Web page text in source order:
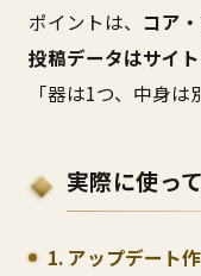
ポイントは、 コア
投稿データはサイ
「器は1つ、中身は
実際に使っ
1. アップデート